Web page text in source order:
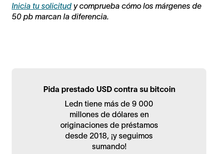
Pida prestado USD contra su bitcoin
Ledn tiene más de 9 000
millones de dólares en
originaciones de préstamos
desde 2018, ¡y seguimos
sumando!
Inicia tu solicitud y comprueba cómo los márgenes de
50 pb marcan la diferencia.